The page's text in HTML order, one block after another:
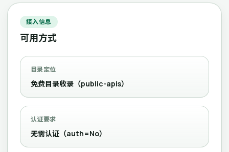
接入信息
可用方式
目录定位
免费目录收录（public-apis）
认证要求
无需认证（auth=No）